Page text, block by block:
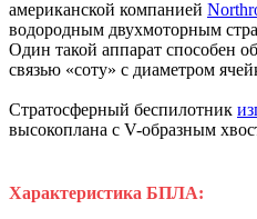
американской компанией
водородным двухмоторным
Один такой аппарат способен
связью «соту» с диаметром
Стратосферный беспилотник
высокоплана с V-образным
Характеристика БПЛА: